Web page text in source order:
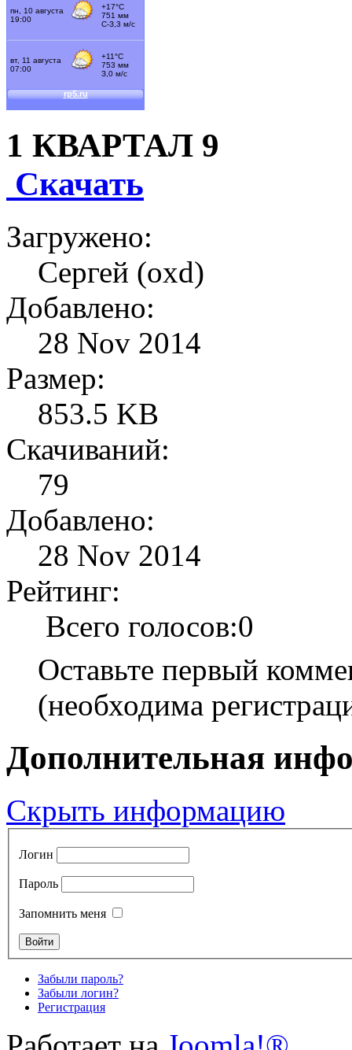
1 КВАРТАЛ 9
Скачать
Загружено:
Сергей (oxd)
Добавлено:
28 Nov 2014
Размер:
853.5 KB
Скачиваний:
79
Добавлено:
28 Nov 2014
Рейтинг:
Всего голосов:0
Оставьте первый
(необходима
Дополнительная
Скрыть информацию
Логин
Пароль
Запомнить меня
Забыли пароль?
Забыли логин?
Регистрация